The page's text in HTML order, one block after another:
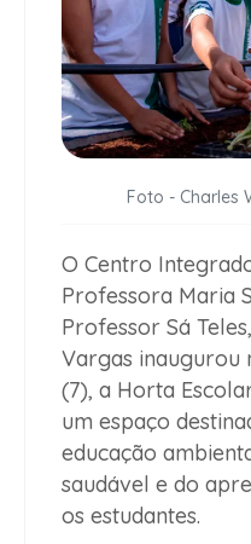
Foto - Charles
O Centro
Professora Maria
Professor Sá
Vargas inaugurou
(7), a Horta
um espaço
educação
saudável e do
os estudantes.